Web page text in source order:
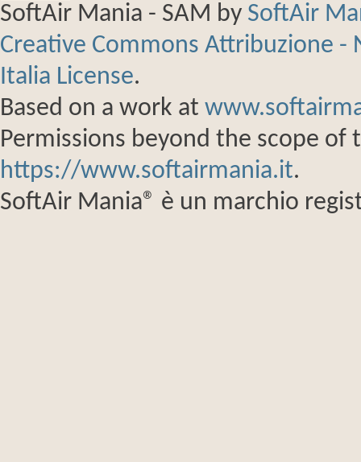
SoftAir Mania - SAM by SoftAir
Creative Commons Attribuzione
Italia License.
Based on a work at
Permissions beyond the scope of
https://www.softairmania.it.
SoftAir Mania® è un marchio